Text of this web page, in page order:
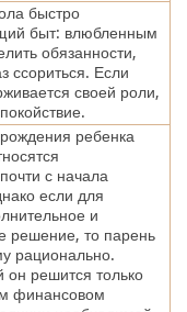
быстро
быт: влюбленным
обязанности,
ссориться. Если
своей роли,
ребенка
с начала
если для
и
решение, то парень
рационально.
он решится только
финансовом